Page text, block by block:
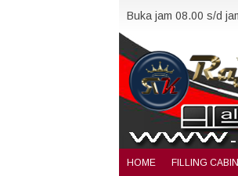
Buka jam 08.00 s/d
HOME FILLING